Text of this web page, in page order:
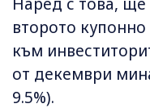
Наред с това,
второто
към
от декември
9.5%).